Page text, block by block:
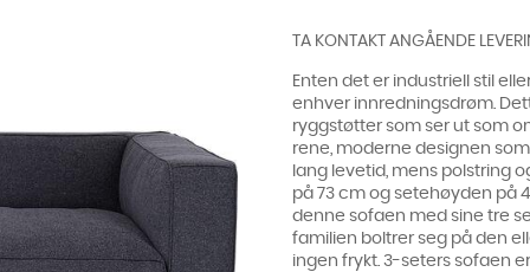
TA KONTAKT ANGÅENDE
Enten det er industriell stil
enhver innredningsdrøm.
ryggstøtter som ser ut som
rene, moderne designen
lang levetid, mens polstring
på 73 cm og setehøyden på
denne sofaen med sine tre
familien boltrer seg på den
ingen frykt. 3-seters sofaen